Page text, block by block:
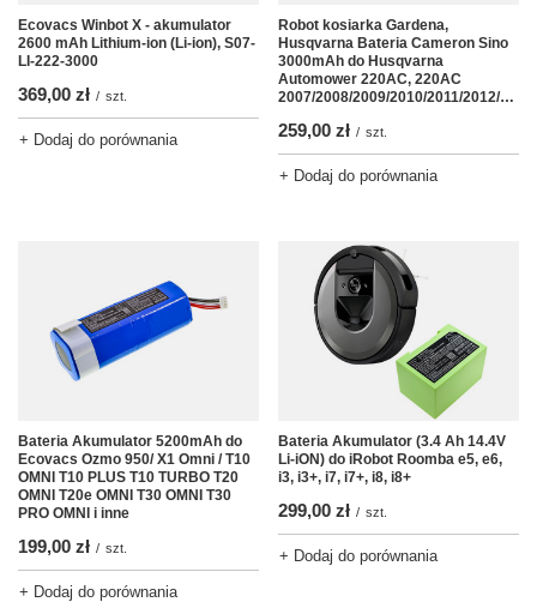
Ecovacs Winbot X - akumulator
2600 mAh Lithium-ion (Li-ion), S07-
LI-222-3000
369,00 zł / szt.
+ Dodaj do porównania
Robot kosiarka Gardena,
Husqvarna Bateria Cameron Sino
3000mAh do Husqvarna
Automower 220AC, 220AC
2007/2008/2009/2010/2011/2012/2013/2014/2015
259,00 zł / szt.
+ Dodaj do porównania
Bateria Akumulator 5200mAh do
Ecovacs Ozmo 950/ X1 Omni / T10
OMNI T10 PLUS T10 TURBO T20
OMNI T20e OMNI T30 OMNI T30
PRO OMNI i inne
199,00 zł / szt.
+ Dodaj do porównania
Bateria Akumulator (3.4 Ah 14.4V
Li-iON) do iRobot Roomba e5, e6,
i3, i3+, i7, i7+, i8, i8+
299,00 zł / szt.
+ Dodaj do porównania